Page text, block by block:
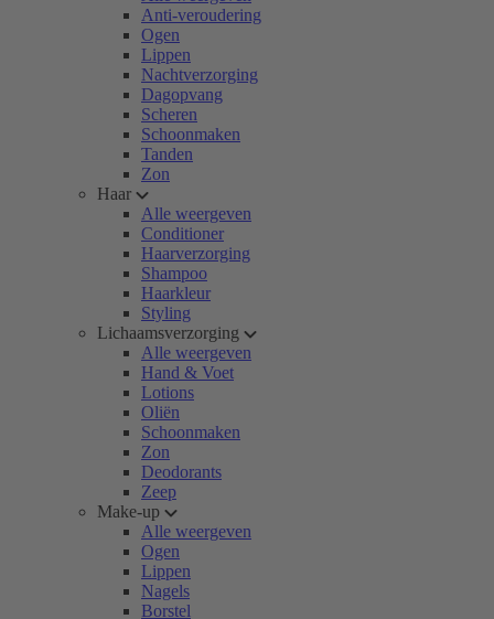
Anti-veroudering
Ogen
Lippen
Nachtverzorging
Dagopvang
Scheren
Schoonmaken
Tanden
Zon
Haar
Alle weergeven
Conditioner
Haarverzorging
Shampoo
Haarkleur
Styling
Lichaamsverzorging
Alle weergeven
Hand & Voet
Lotions
Oliën
Schoonmaken
Zon
Deodorants
Zeep
Make-up
Alle weergeven
Ogen
Lippen
Nagels
Borstel